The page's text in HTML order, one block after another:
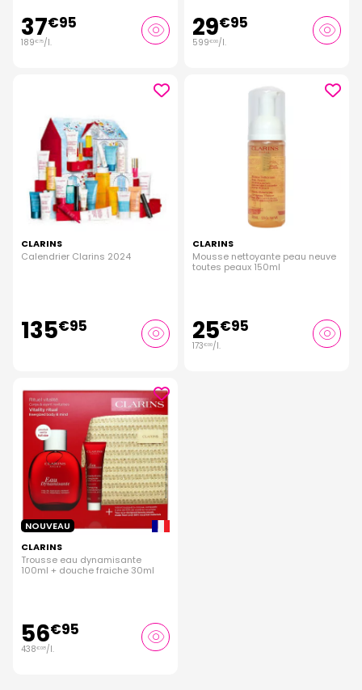
37€95
189€75/l. 29€95
599€00/l.
CLARINS
Calendrier Clarins 2024
135€95
CLARINS
Mousse nettoyante peau neuve
toutes peaux 150ml
25€95
173€00/l.
NOUVEAU
CLARINS
Trousse eau dynamisante
100ml + douche fraiche 30ml
56€95
438€08/l.